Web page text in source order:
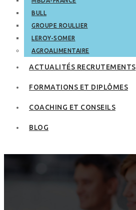
BULL
GROUPE ROULLIER
LEROY-SOMER
AGROALIMENTAIRE
ACTUALITÉS RECRUTEMENTS
FORMATIONS ET DIPLÔMES
COACHING ET CONSEILS
BLOG